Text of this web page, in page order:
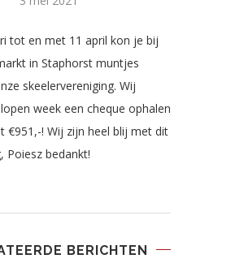
tot en met 11 april kon je bij
in Staphorst muntjes
skeelervereniging. Wij
week een cheque ophalen
€951,-! Wij zijn heel blij met dit
Poiesz bedankt!
BERICHTEN